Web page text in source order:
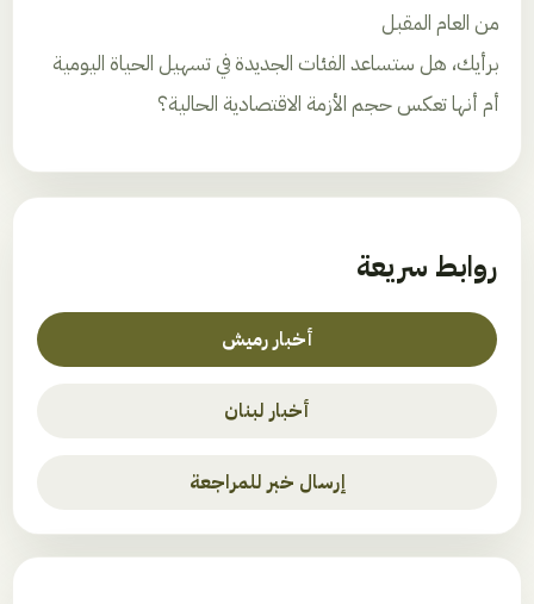
من العام المقبل
برأيك، هل ستساعد الفئات الجديدة في تسهيل الحياة اليومية
أم أنها تعكس حجم الأزمة الاقتصادية الحالية؟
روابط سريعة
أخبار رميش
أخبار لبنان
إرسال خبر للمراجعة